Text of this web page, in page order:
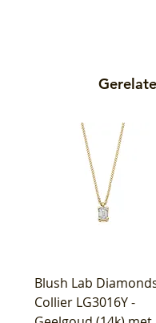
Blush Lab
Collier LG3016Y -